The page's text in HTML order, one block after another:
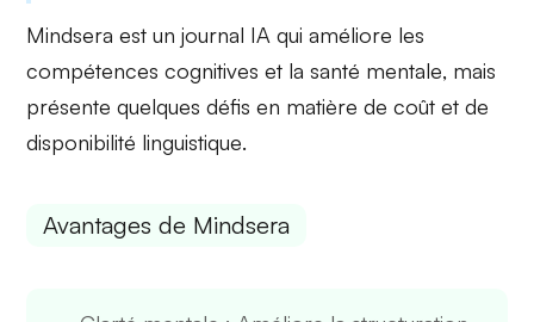
Mindsera est un journal IA qui améliore les
compétences cognitives et lasanté mentale, mais
présente quelques défis en matière decoût et de
disponibilité linguistique.
Avantages de Mindsera